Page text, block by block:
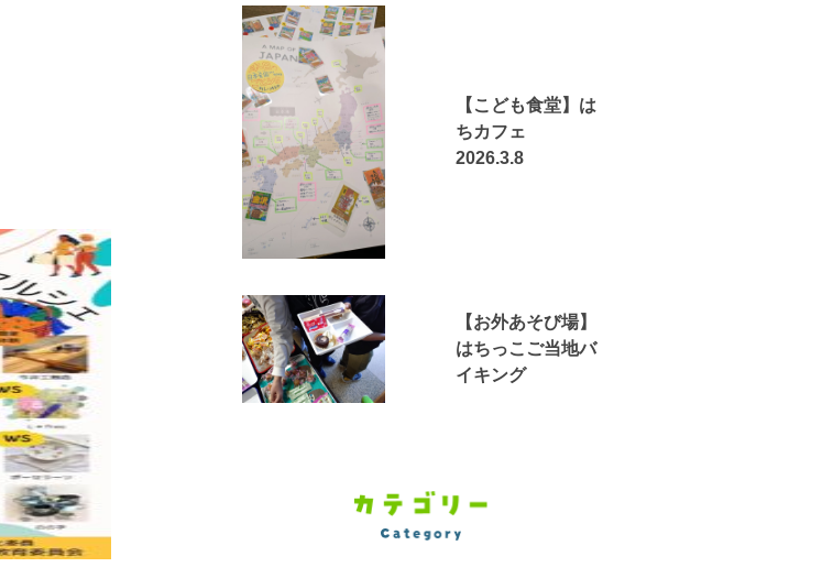
【こども食堂】は
ちカフェ
2026.3.8
【お外あそび場】
はちっこご当地バ
イキング